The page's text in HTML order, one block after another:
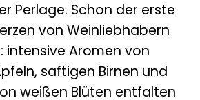
Perlage. Schon der erste
von Weinliebhabern
intensive Aromen von
saftigen Birnen und
weißen Blüten entfalten